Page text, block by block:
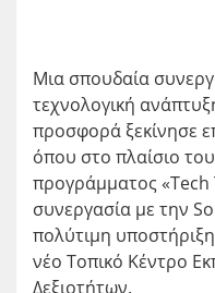
Μια σπουδαία
τεχνολογική
προσφορά ξεκίνησε
όπου στο πλαίσιο
προγράμματος «Tech
συνεργασία με την
πολύτιμη
νέο Τοπικό Κέντρο
Δεξιοτήτων.